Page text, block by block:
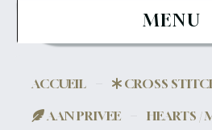
MENU
ACCUEIL
CROSS
AAN PRIVEE
HEARTS /